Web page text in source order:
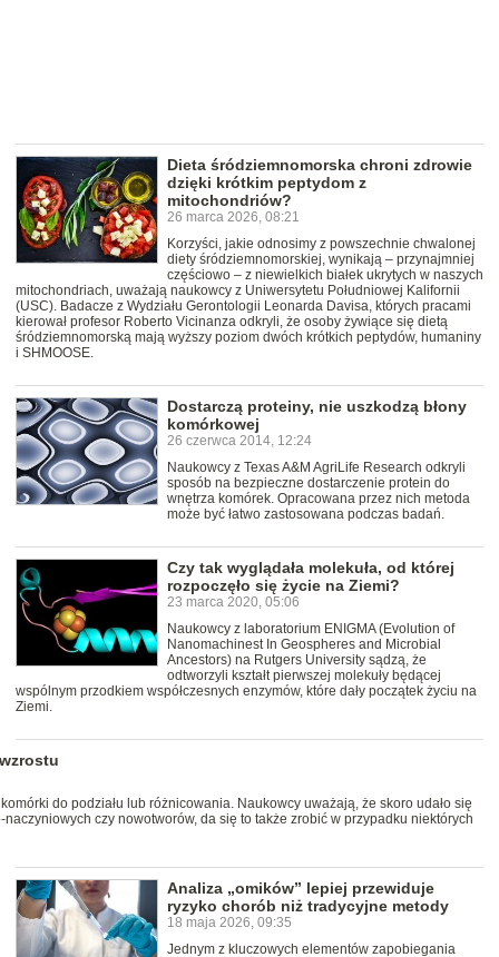
Dieta śródziemnomorska chroni zdrowie
dzięki krótkim peptydom z
mitochondriów?
26 marca 2026, 08:21
Korzyści, jakie odnosimy z powszechnie chwalonej
diety śródziemnomorskiej, wynikają – przynajmniej
częściowo – z niewielkich białek ukrytych w naszych
mitochondriach, uważają naukowcy z Uniwersytetu Południowej Kalifornii
(USC). Badacze z Wydziału Gerontologii Leonarda Davisa, których pracami
kierował profesor Roberto Vicinanza odkryli, że osoby żywiące się dietą
śródziemnomorską mają wyższy poziom dwóch krótkich peptydów, humaniny
i SHMOOSE.
Dostarczą proteiny, nie uszkodzą błony
komórkowej
26 czerwca 2014, 12:24
Naukowcy z Texas A&M AgriLife Research odkryli
sposób na bezpieczne dostarczenie protein do
wnętrza komórek. Opracowana przez nich metoda
może być łatwo zastosowana podczas badań.
Czy tak wyglądała molekuła, od której
rozpoczęło się życie na Ziemi?
23 marca 2020, 05:06
Naukowcy z laboratorium ENIGMA (Evolution of
Nanomachinest In Geospheres and Microbial
Ancestors) na Rutgers University sądzą, że
odtworzyli kształt pierwszej molekuły będącej
wspólnym przodkiem współczesnych enzymów, które dały początek życiu na
Ziemi.
do podziału lub różnicowania. Naukowcy uważają, że skoro udało się
czy nowotworów, da się to także zrobić w przypadku niektórych
Analiza „omików” lepiej przewiduje
ryzyko chorób niż tradycyjne metody
18 maja 2026, 09:35
Jednym z kluczowych elementów zapobiegania